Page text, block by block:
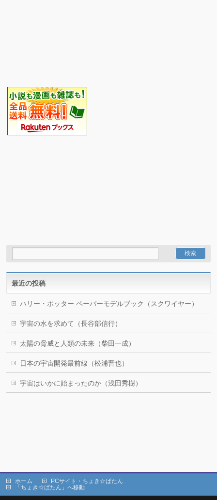
最近の投稿
ハリー・ポッター ペーパーモデルブック（スクワイヤー）
宇宙の水を求めて（長谷部信行）
太陽の脅威と人類の未来（柴田一成）
日本の宇宙開発最前線（松浦晋也）
宇宙はいかに始まったのか（浅田秀樹）
ホーム
PCサイト・ちょき☆ぱたん
「ちょき☆ぱたん」へ移動